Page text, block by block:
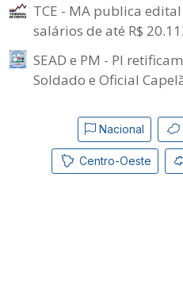
TCE - MA publica
salários de até R$
SEAD e PM - PI
Soldado e Oficial
Nacional
Centro-Oeste